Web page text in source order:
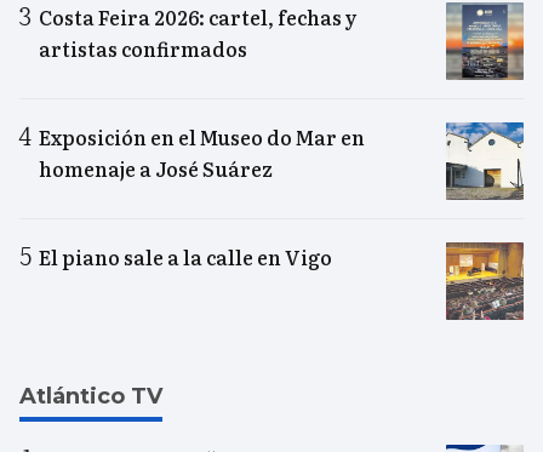
Costa Feira 2026: cartel, fechas y
artistas confirmados
Exposición en el Museo do Mar en
homenaje a José Suárez
El piano sale a la calle en Vigo
Atlántico TV